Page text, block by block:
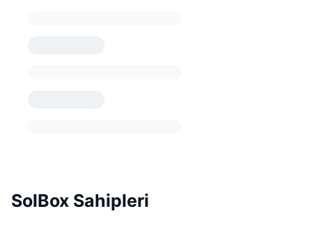
SolBox Sahipleri